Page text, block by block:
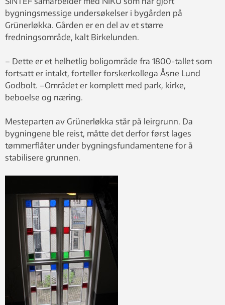
bygningsmessige undersøkelser i bygården på
Grünerløkka. Gården er en del av et større
fredningsområde, kalt Birkelunden.
– Dette er et helhetlig boligområde fra 1800-tallet som
fortsatt er intakt, forteller forskerkollega Åsne Lund
Godbolt. –Området er komplett med park, kirke,
beboelse og næring.
Mesteparten av Grünerløkka står på leirgrunn. Da
bygningene ble reist, måtte det derfor først lages
tømmerflåter under bygningsfundamentene for å
stabilisere grunnen.